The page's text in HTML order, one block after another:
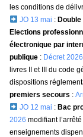
les conditions de
JO 13 mai :
Elections
électronique par
publique : Décret
livres II et III du code
dispositions
premiers secours :
JO 12 mai : Bac
2026 modifiant
enseignements